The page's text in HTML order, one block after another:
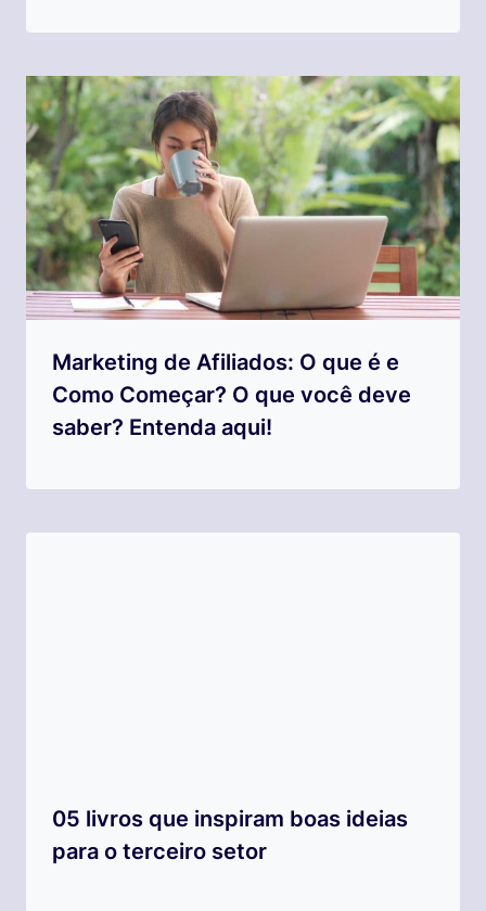
Marketing de Afiliados: O que é e
Como Começar? O que você deve
saber? Entenda aqui!
05 livros que inspiram boas ideias
para o terceiro setor